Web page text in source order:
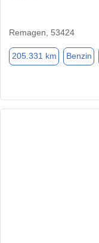
Remagen, 53424
205.331 km Benzin